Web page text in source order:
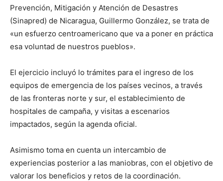
Prevención, Mitigación y Atención de Desastres
(Sinapred) de Nicaragua, Guillermo González, se trata de
«un esfuerzo centroamericano que va a poner en práctica
esa voluntad de nuestros pueblos».
El ejercicio incluyó lo trámites para el ingreso de los
equipos de emergencia de los países vecinos, a través
de las fronteras norte y sur, el establecimiento de
hospitales de campaña, y visitas a escenarios
impactados, según la agenda oficial.
Asimismo toma en cuenta un intercambio de
experiencias posterior a las maniobras, con el objetivo de
valorar los beneficios y retos de la coordinación.